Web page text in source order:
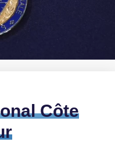
Côte